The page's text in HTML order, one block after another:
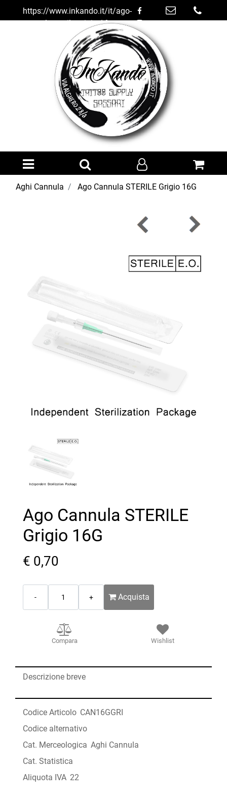
https://www.inkando.it/it/ago-
cannula-sterile-grigio-16g
Open menu
Aghi Cannula Ago Cannula STERILE Grigio 16G
Ago Cannula STERILE
Grigio 16G
€ 0,70
Acquista
Compara Wishlist
Descrizione breve
Codice Articolo CAN16GGRI
Codice alternativo
Cat. Merceologica Aghi Cannula
Cat. Statistica
Aliquota IVA 22